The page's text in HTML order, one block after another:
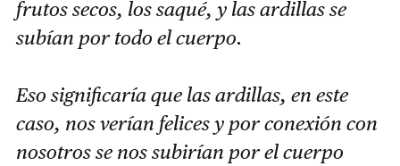
frutos secos, los saqué, y las ardillas se
subían por todo el cuerpo.
Eso significaría que las ardillas, en este
caso, nos verían felices y por conexión con
nosotros se nos subirían por el cuerpo